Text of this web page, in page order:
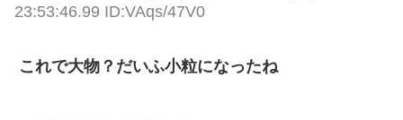
23:53:46.99 ID:VAqs/47V0
これで大物？だいふ小粒になったね